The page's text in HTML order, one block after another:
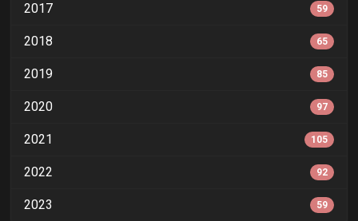
2017 59
2018 65
2019 85
2020 97
2021 105
2022 92
2023 59